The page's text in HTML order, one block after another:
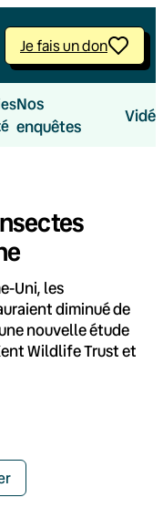
Je fais un don
Nos
enquêtes
Uni, les
diminué de
nouvelle étude
Wildlife Trust et